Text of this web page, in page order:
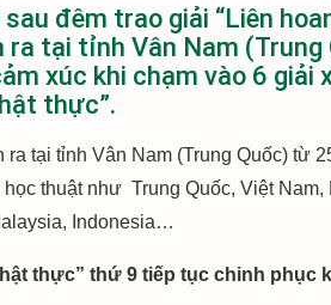
đêm trao giải “Liên
ra tại tỉnh Vân Nam
xúc khi chạm vào 6
thực”.
ra tại tỉnh Vân Nam (Trung Quốc) từ
học thuật như Trung Quốc, Việt
Indonesia…
thực” thứ 9 tiếp tục chinh phục